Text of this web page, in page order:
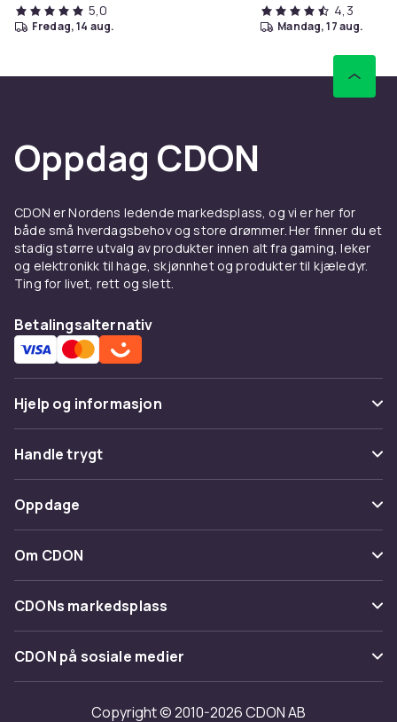
5,0
fredag, 14 aug.
4,3
mandag, 17 aug.
Oppdag CDON
CDON er Nordens ledende markedsplass, og vi er her for
både små hverdagsbehov og store drømmer. Her finner du et
stadig større utvalg av produkter innen alt fra gaming, leker
og elektronikk til hage, skjønnhet og produkter til kjæledyr.
Ting for livet, rett og slett.
Betalingsalternativ
Hjelp og informasjon
Vanlige spørsmål
Spor pakke
Angre & returner her
Kontakt oss
Handle trygt
Betaling
Levering
Tilbakekallinger
Oppdage
Kategorier
Varemerker
Om CDON
Om oss
Kundeanmeldelser
Jobbe på CDON
Investor relations
CDONs markedsplass
Merchant Help Center
CDON på sosiale medier
Copyright © 2010-2026 CDON AB